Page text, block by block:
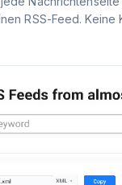
RSS-Feed. Keine